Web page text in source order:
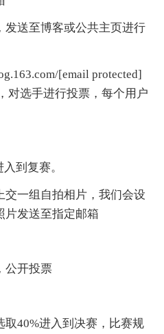
发送至博客或公共主页进行
[email protected]
对选手进行投票，每个用户
到复赛。
交一组自拍相片，我们会设
片发送至指定邮箱
公开投票
取40%进入到决赛，比赛规